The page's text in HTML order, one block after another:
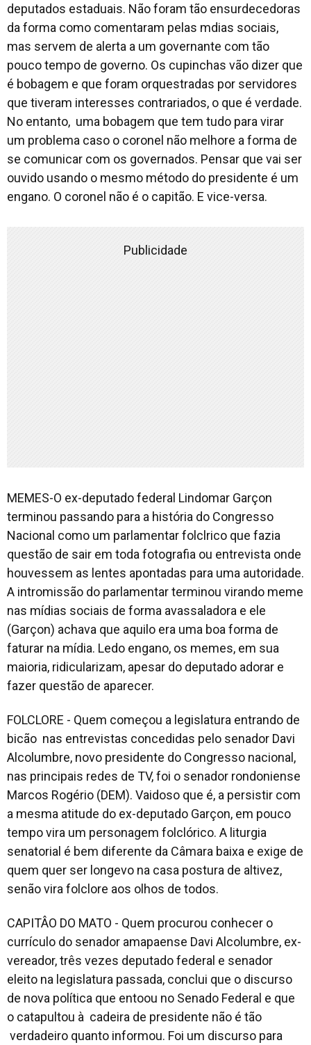
deputados estaduais. Não foram tão ensurdecedoras
da forma como comentaram pelas mdias sociais,
mas servem de alerta a um governante com tão
pouco tempo de governo. Os cupinchas vão dizer que
é bobagem e que foram orquestradas por servidores
que tiveram interesses contrariados, o que é verdade.
No entanto, uma bobagem que tem tudo para virar
um problema caso o coronel não melhore a forma de
se comunicar com os governados. Pensar que vai ser
ouvido usando o mesmo método do presidente é um
engano. O coronel não é o capitão. E vice-versa.
Publicidade
MEMES-O ex-deputado federal Lindomar Garçon
terminou passando para a história do Congresso
Nacional como um parlamentar folclrico que fazia
questão de sair em toda fotografia ou entrevista onde
houvessem as lentes apontadas para uma autoridade.
A intromissão do parlamentar terminou virando meme
nas mídias sociais de forma avassaladora e ele
(Garçon) achava que aquilo era uma boa forma de
faturar na mídia. Ledo engano, os memes, em sua
maioria, ridicularizam, apesar do deputado adorar e
fazer questão de aparecer.
FOLCLORE - Quem começou a legislatura entrando de
bicão nas entrevistas concedidas pelo senador Davi
Alcolumbre, novo presidente do Congresso nacional,
nas principais redes de TV, foi o senador rondoniense
Marcos Rogério (DEM). Vaidoso que é, a persistir com
a mesma atitude do ex-deputado Garçon, em pouco
tempo vira um personagem folclórico. A liturgia
senatorial é bem diferente da Câmara baixa e exige de
quem quer ser longevo na casa postura de altivez,
senão vira folclore aos olhos de todos.
CAPITÂO DO MATO - Quem procurou conhecer o
currículo do senador amapaense Davi Alcolumbre, ex-
vereador, três vezes deputado federal e senador
eleito na legislatura passada, conclui que o discurso
de nova política que entoou no Senado Federal e que
o catapultou à cadeira de presidente não é tão
verdadeiro quanto informou. Foi um discurso para